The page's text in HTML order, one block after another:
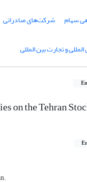
سهام شرکت‌های صادراتی
و تجارت بین المللی
on the Tehran